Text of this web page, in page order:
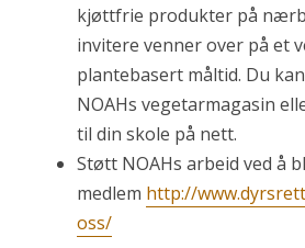
kjøttfrie produkter på
invitere venner over på et
plantebasert måltid. Du
NOAHs vegetarmagasin
til din skole på nett.
Støtt NOAHs arbeid ved å
medlem http://
oss/